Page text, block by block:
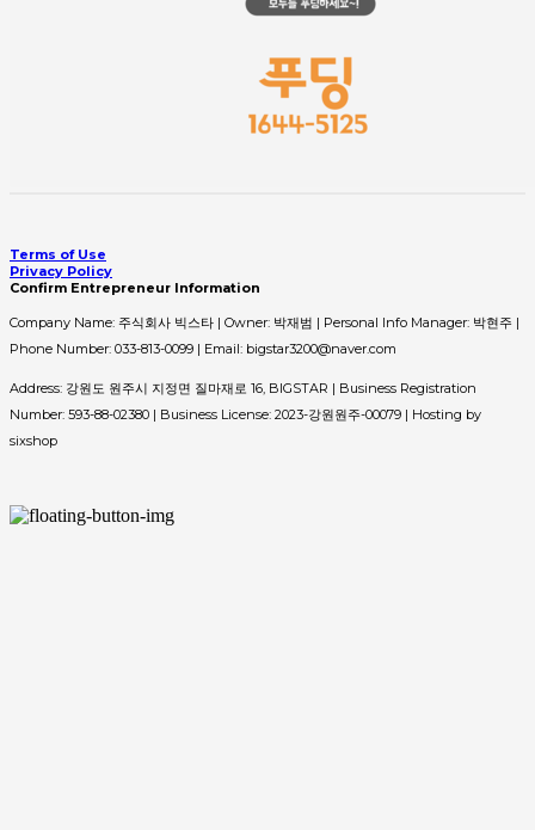
Terms of Use
Privacy Policy
Confirm Entrepreneur Information
Company Name: 주식회사 빅스타 | Owner: 박재범 | Personal Info Manager: 박현주 |
Phone Number: 033-813-0099 | Email: bigstar3200@naver.com
Address: 강원도 원주시 지정면 질마재로 16, BIGSTAR | Business Registration
Number: 593-88-02380 | Business License: 2023-강원원주-00079 | Hosting by
sixshop